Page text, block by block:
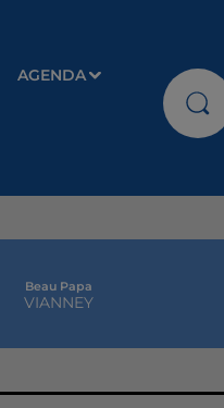
AGENDA
Beau Papa
VIANNEY